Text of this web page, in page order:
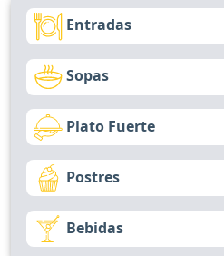
Entradas
Sopas
Plato Fuerte
Postres
Bebidas